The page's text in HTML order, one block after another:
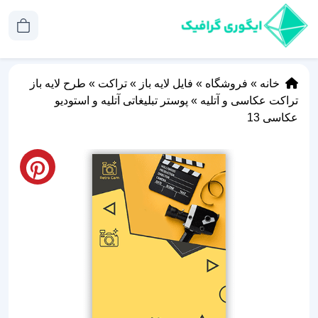
خانه » فروشگاه » فایل لایه باز » تراکت » طرح لایه باز
تراکت عکاسی و آتلیه » پوستر تبلیغاتی آتلیه و استودیو
عکاسی 13